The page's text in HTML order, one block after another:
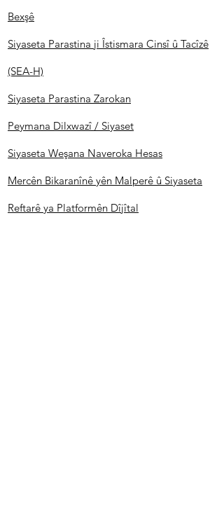
Bexşê
Siyaseta Parastina ji Îstismara Cinsî û Tacîzê
(SEA-H)
Siyaseta Parastina Zarokan
Peymana Dilxwazî / Siyaset
Siyaseta Weşana Naveroka Hesas
Mercên Bikaranînê yên Malperê û Siyaseta
Reftarê ya Platformên Dîjîtal